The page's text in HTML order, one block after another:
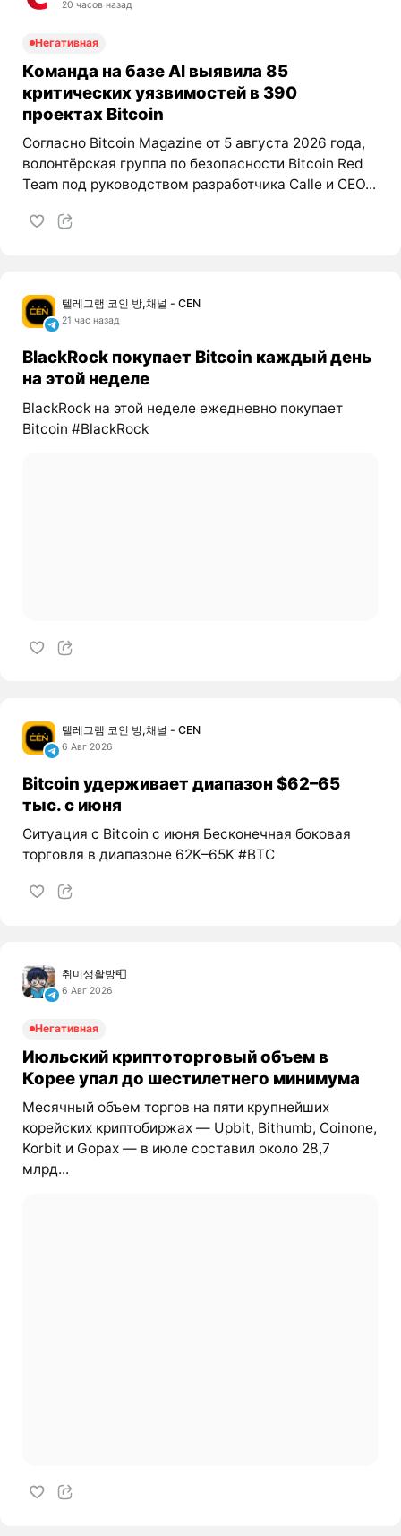
20 часов назад
Негативная
Команда на базе AI выявила 85
критических уязвимостей в 390
проектах Bitcoin
Согласно Bitcoin Magazine от 5 августа 2026 года,
волонтёрская группа по безопасности Bitcoin Red
Team под руководством разработчика Calle и CEO...
텔레그램 코인 방,채널 - CEN
21 час назад
BlackRock покупает Bitcoin каждый день
на этой неделе
BlackRock на этой неделе ежедневно покупает
Bitcoin #BlackRock
텔레그램 코인 방,채널 - CEN
6 Авг 2026
Bitcoin удерживает диапазон $62–65
тыс. с июня
Ситуация с Bitcoin с июня Бесконечная боковая
торговля в диапазоне 62K–65K #BTC
취미생활방📮
6 Авг 2026
Негативная
Июльский криптоторговый объем в
Корее упал до шестилетнего минимума
Месячный объем торгов на пяти крупнейших
корейских криптобиржах — Upbit, Bithumb, Coinone,
Korbit и Gopax — в июле составил около 28,7
млрд...